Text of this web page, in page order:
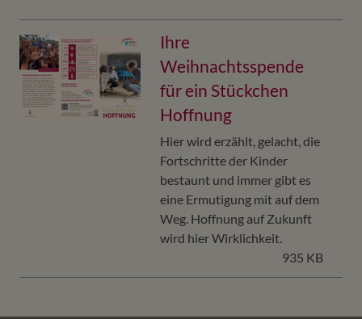
Ihre
Weihnachtsspende
für ein Stückchen
Hoffnung
Hier wird erzählt, gelacht, die
Fortschritte der Kinder
bestaunt und immer gibt es
eine Ermutigung mit auf dem
Weg. Hoffnung auf Zukunft
wird hier Wirklichkeit.
935 KB